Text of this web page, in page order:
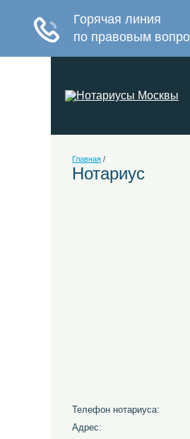
Главная /
Нотариус
Телефон нотариуса:
Адрес: